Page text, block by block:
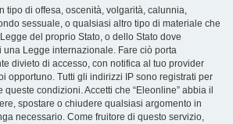
tipo di offesa, oscenità, volgarità, calunnia,
sessuale, o qualsiasi altro tipo di materiale che
del proprio Stato, o dello Stato dove
una Legge internazionale. Fare ciò porta
divieto di accesso, con notifica al tuo provider
opportuno. Tutti gli indirizzi IP sono registrati per
condizioni. Accetti che “Eleonline” abbia il
spostare o chiudere qualsiasi argomento in
necessario. Come fruitore di questo servizio,